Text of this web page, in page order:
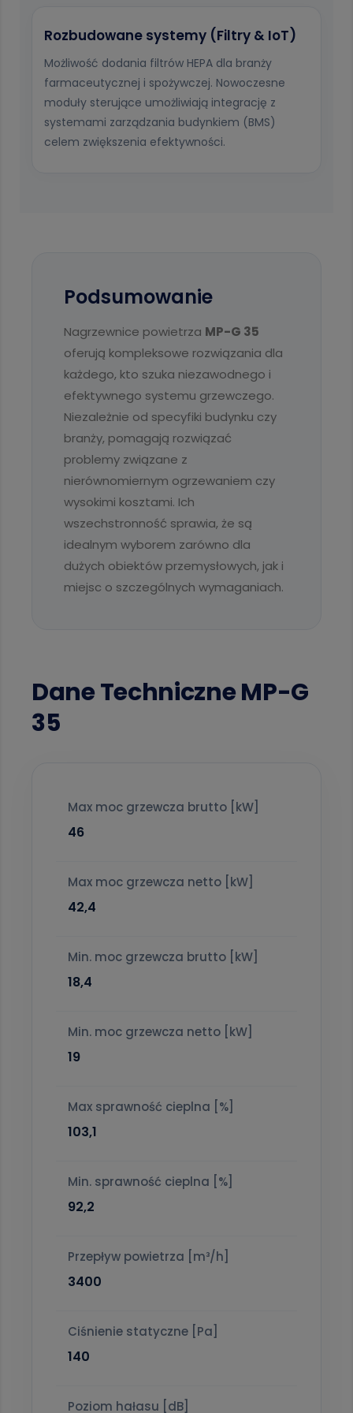
Rozbudowane systemy (Filtry & IoT)
Możliwość dodania filtrów HEPA dla branży
farmaceutycznej i spożywczej. Nowoczesne
moduły sterujące umożliwiają integrację z
systemami zarządzania budynkiem (BMS)
celem zwiększenia efektywności.
Podsumowanie
Nagrzewnice powietrza MP-G 35
oferują kompleksowe rozwiązania dla
każdego, kto szuka niezawodnego i
efektywnego systemu grzewczego.
Niezależnie od specyfiki budynku czy
branży, pomagają rozwiązać
problemy związane z
nierównomiernym ogrzewaniem czy
wysokimi kosztami. Ich
wszechstronność sprawia, że są
idealnym wyborem zarówno dla
dużych obiektów przemysłowych, jak i
miejsc o szczególnych wymaganiach.
Dane Techniczne MP-G
35
Max moc grzewcza brutto [kW]
46
Max moc grzewcza netto [kW]
42,4
Min. moc grzewcza brutto [kW]
18,4
Min. moc grzewcza netto [kW]
19
Max sprawność cieplna [%]
103,1
Min. sprawność cieplna [%]
92,2
Przepływ powietrza [m³/h]
3400
Ciśnienie statyczne [Pa]
140
Poziom hałasu [dB]